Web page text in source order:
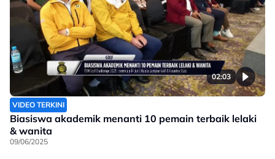
02:03
VIDEO TERKINI
Biasiswa akademik menanti 10 pemain terbaik lelaki
& wanita
09/06/2025